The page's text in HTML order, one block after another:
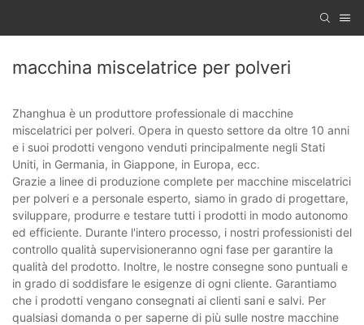
macchina miscelatrice per polveri
Zhanghua è un produttore professionale di macchine
miscelatrici per polveri. Opera in questo settore da oltre 10 anni
e i suoi prodotti vengono venduti principalmente negli Stati
Uniti, in Germania, in Giappone, in Europa, ecc.
Grazie a linee di produzione complete per macchine miscelatrici
per polveri e a personale esperto, siamo in grado di progettare,
sviluppare, produrre e testare tutti i prodotti in modo autonomo
ed efficiente. Durante l'intero processo, i nostri professionisti del
controllo qualità supervisioneranno ogni fase per garantire la
qualità del prodotto. Inoltre, le nostre consegne sono puntuali e
in grado di soddisfare le esigenze di ogni cliente. Garantiamo
che i prodotti vengano consegnati ai clienti sani e salvi. Per
qualsiasi domanda o per saperne di più sulle nostre macchine